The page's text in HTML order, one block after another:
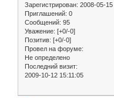
Зарегистрирован: 2008-05-15
Приглашений: 0
Сообщений: 95
Уважение: [+0/-0]
Позитив: [+0/-0]
Провел на форуме:
Не определено
Последний визит:
2009-10-12 15:11:05